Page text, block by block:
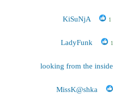
KiSuNjA 1
LadyFunk 1
looking from the inside
MissK@shka